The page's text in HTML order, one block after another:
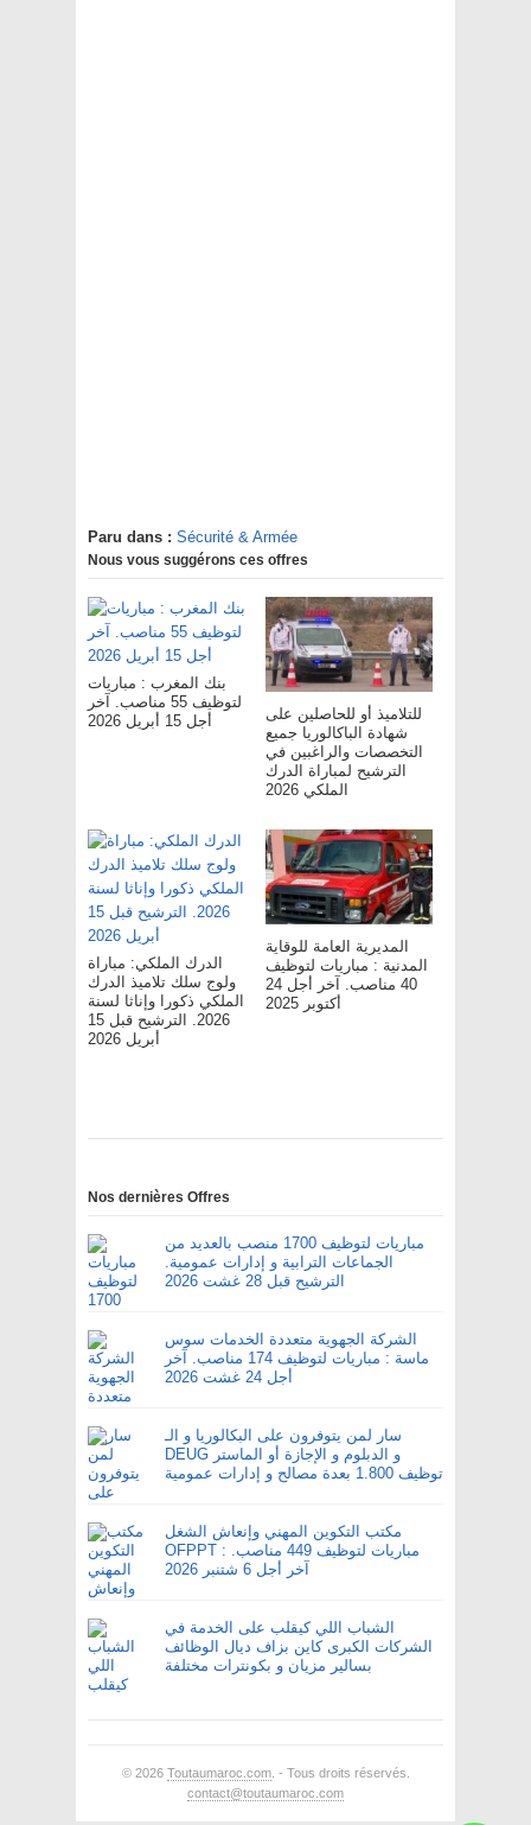
Paru dans : Sécurité & Armée
Nous vous suggérons ces offres
بنك المغرب : مباريات
لتوظيف 55 مناصب. آخر
أجل 15 أبريل 2026
للتلاميذ أو للحاصلين على
شهادة الباكالوريا جميع
التخصصات والراغبين في
الترشيح لمباراة الدرك
الملكي 2026
الدرك الملكي: مباراة
ولوج سلك تلاميذ الدرك
الملكي ذكورا وإناثا لسنة
2026. الترشيح قبل 15
أبريل 2026
المديرية العامة للوقاية
المدنية : مباريات لتوظيف
40 مناصب. آخر أجل 24
أكتوبر 2025
Nos dernières Offres
مباريات لتوظيف 1700 منصب بالعديد من
الجماعات الترابية و إدارات عمومية.
الترشيح قبل 28 غشت 2026
الشركة الجهوية متعددة الخدمات سوس
ماسة : مباريات لتوظيف 174 مناصب. آخر
أجل 24 غشت 2026
سار لمن يتوفرون على البكالوريا و الـ
DEUG و الدبلوم و الإجازة أو الماستر
توظيف 1.800 بعدة مصالح و إدارات عمومية
مكتب التكوين المهني وإنعاش الشغل
OFPPT : مباريات لتوظيف 449 مناصب.
آخر أجل 6 شتنبر 2026
الشباب اللي كيقلب على الخدمة في
الشركات الكبرى كاين بزاف ديال الوظائف
بسالير مزيان و بكونترات مختلفة
© 2026 Toutaumaroc.com. - Tous droits réservés.
contact@toutaumaroc.com